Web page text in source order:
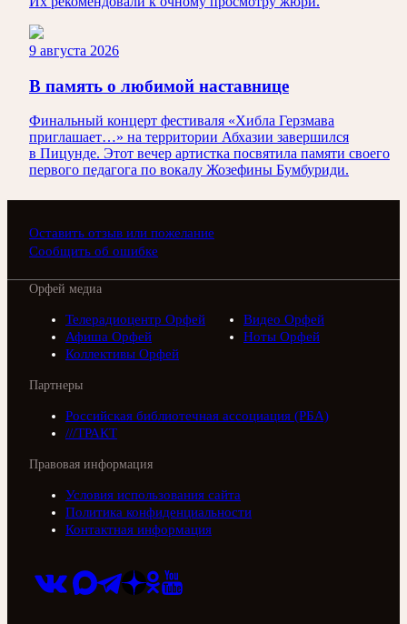
9 августа 2026
В память о любимой наставнице
Финальный концерт фестиваля «Хибла Герзмава
приглашает…» на территории Абхазии завершился
в Пицунде. Этот вечер артистка посвятила памяти своего
первого педагога по вокалу Жозефины Бумбуриди.
Оставить отзыв или пожелание
Сообщить об ошибке
Орфей медиа
Телерадиоцентр Орфей
Видео Орфей
Афиша Орфей
Ноты Орфей
Коллективы Орфей
Партнеры
Российская библиотечная ассоциация (РБА)
///ТРАКТ
Правовая информация
Условия использования сайта
Политика конфиденциальности
Контактная информация